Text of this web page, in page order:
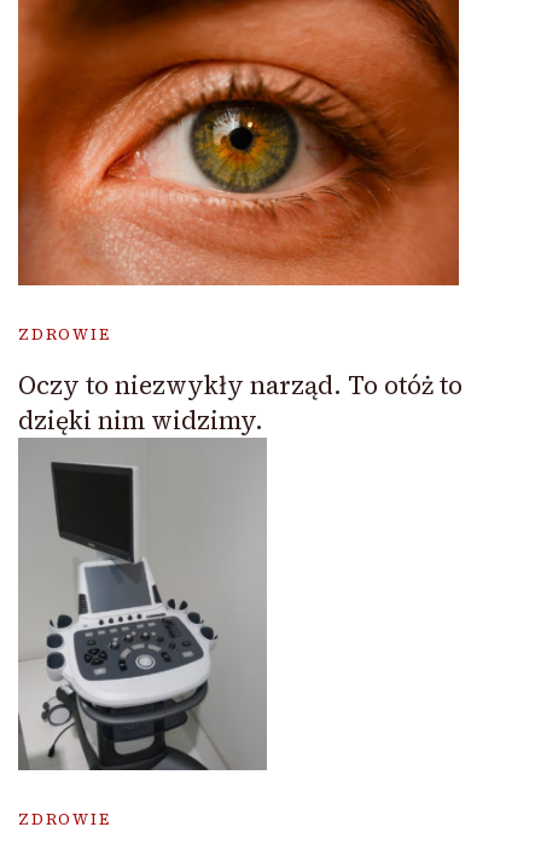
ZDROWIE
Oczy to niezwykły narząd. To otóż to
dzięki nim widzimy.
ZDROWIE